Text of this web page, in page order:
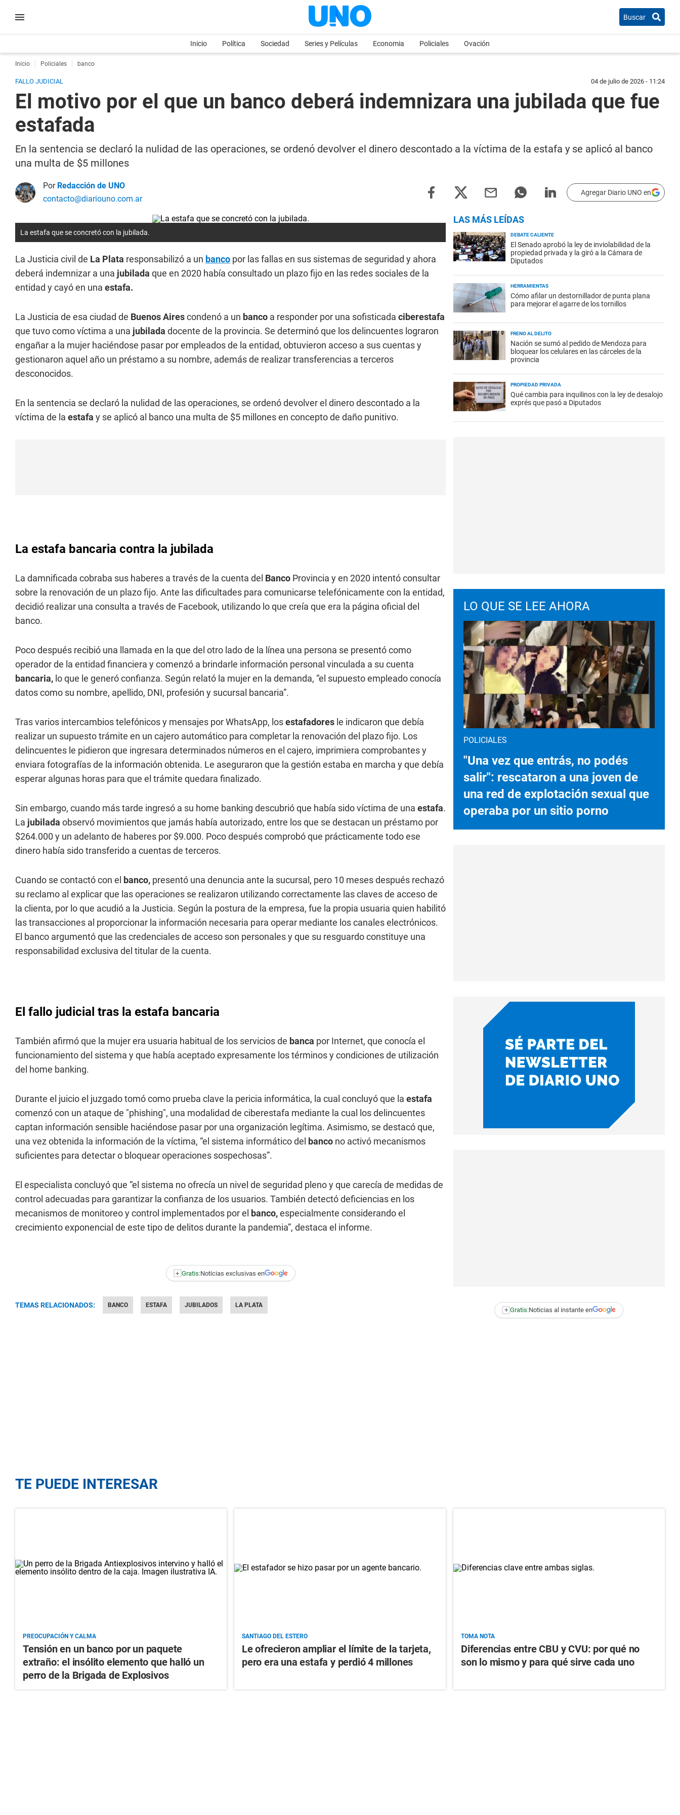
Buscar
Inicio Política Sociedad Series y Películas Economia Policiales Ovación
Inicio Policiales banco
FALLO JUDICIAL 04 de julio de 2026 - 11:24
El motivo por el que un banco deberá indemnizara una jubilada que fue
estafada
En la sentencia se declaró la nulidad de las operaciones, se ordenó devolver el dinero descontado a la víctima de la estafa y se aplicó al banco
una multa de $5 millones
Por Redacción de UNO
contacto@diariouno.com.ar
Agregar Diario UNO en
La estafa que se concretó con la jubilada.
La Justicia civil de La Plata responsabilizó a un banco por las fallas en sus sistemas de seguridad y ahora
deberá indemnizar a una jubilada que en 2020 había consultado un plazo fijo en las redes sociales de la
entidad y cayó en una estafa.
La Justicia de esa ciudad de Buenos Airescondenó a un banco a responder por una sofisticada ciberestafa
que tuvo como víctima a una jubilada docente de la provincia. Se determinó que los delincuentes lograron
engañar a la mujer haciéndose pasar por empleados de la entidad, obtuvieron acceso a sus cuentas y
gestionaron aquel año un préstamo a su nombre, además de realizar transferencias a terceros
desconocidos.
En la sentencia se declaró la nulidad de las operaciones, se ordenó devolver el dinero descontado a la
víctima de la estafa y se aplicó al banco una multa de $5 millones en concepto de daño punitivo.
La estafa bancaria contra la jubilada
La damnificada cobraba sus haberes a través de la cuenta del Banco Provincia y en 2020 intentó consultar
sobre la renovación de un plazo fijo. Ante las dificultades para comunicarse telefónicamente con la entidad,
decidió realizar una consulta a través de Facebook, utilizando lo que creía que era la página oficial del
banco.
Poco después recibió una llamada en la que del otro lado de la línea una persona se presentó como
operador de la entidad financiera y comenzó a brindarle información personal vinculada a su cuenta
bancaria, lo que le generó confianza. Según relató la mujer en la demanda, “el supuesto empleado conocía
datos como su nombre, apellido, DNI, profesión y sucursal bancaria”.
Tras varios intercambios telefónicos y mensajes por WhatsApp, losestafadores le indicaron que debía
realizar un supuesto trámite en un cajero automático para completar la renovación del plazo fijo. Los
delincuentes le pidieron que ingresara determinados números en el cajero, imprimiera comprobantes y
enviara fotografías de la información obtenida. Le aseguraron que la gestión estaba en marcha y que debía
esperar algunas horas para que el trámite quedara finalizado.
Sin embargo, cuando más tarde ingresó a su home banking descubrió que había sido víctima de una estafa.
La jubilada observó movimientos que jamás había autorizado, entre los que se destacan un préstamo por
$264.000 y un adelanto de haberes por $9.000. Poco después comprobó que prácticamente todo ese
dinero había sido transferido a cuentas de terceros.
Cuando se contactó con el banco, presentó una denuncia ante la sucursal, pero 10 meses después rechazó
su reclamo al explicar que las operaciones se realizaron utilizando correctamente las claves de acceso de
la clienta, por lo que acudió a la Justicia. Según la postura de la empresa, fue la propia usuaria quien habilitó
las transacciones al proporcionar la información necesaria para operar mediante los canales electrónicos.
El banco argumentó que las credenciales de acceso son personales y que su resguardo constituye una
responsabilidad exclusiva del titular de la cuenta.
El fallo judicial tras la estafa bancaria
También afirmó que la mujer era usuaria habitual de los servicios de banca por Internet, que conocía el
funcionamiento del sistema y que había aceptado expresamente los términos y condiciones de utilización
del home banking.
Durante el juicio el juzgado tomó como prueba clave la pericia informática, la cual concluyó que la estafa
comenzó con un ataque de "phishing", una modalidad de ciberestafa mediante la cual los delincuentes
captan información sensible haciéndose pasar por una organización legítima. Asimismo, se destacó que,
una vez obtenida la información de la víctima, “el sistema informático del banco no activó mecanismos
suficientes para detectar o bloquear operaciones sospechosas”.
El especialista concluyó que “el sistema no ofrecía un nivel de seguridad pleno y que carecía de medidas de
control adecuadas para garantizar la confianza de los usuarios. También detectó deficiencias en los
mecanismos de monitoreo y control implementados por el banco,especialmente considerando el
crecimiento exponencial de este tipo de delitos durante la pandemia”, destaca el informe.
+ Gratis:Noticias exclusivas en
TEMAS RELACIONADOS: BANCO ESTAFA JUBILADOS LA PLATA
LAS MÁS LEÍDAS
DEBATE CALIENTE
El Senado aprobó la ley de inviolabilidad de la
propiedad privada y la giró a la Cámara de
Diputados
HERRAMIENTAS
Cómo afilar un destornillador de punta plana
para mejorar el agarre de los tornillos
FRENO AL DELITO
Nación se sumó al pedido de Mendoza para
bloquear los celulares en las cárceles de la
provincia
PROPIEDAD PRIVADA
Qué cambia para inquilinos con la ley de desalojo
exprés que pasó a Diputados
LO QUE SE LEE AHORA
POLICIALES
"Una vez que entrás, no podés
salir": rescataron a una joven de
una red de explotación sexual que
operaba por un sitio porno
+ Gratis:Noticias al instante en
TE PUEDE INTERESAR
PREOCUPACIÓN Y CALMA
Tensión en un banco por un paquete
extraño: el insólito elemento que halló un
perro de la Brigada de Explosivos
SANTIAGO DEL ESTERO
Le ofrecieron ampliar el límite de la tarjeta,
pero era una estafa y perdió 4 millones
TOMA NOTA
Diferencias entre CBU y CVU: por qué no
son lo mismo y para qué sirve cada uno